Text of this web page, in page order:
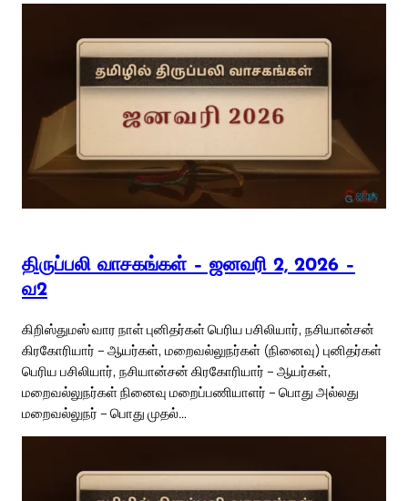
திருப்பலி வாசகங்கள் – ஜனவரி 2, 2026 –
வ2
கிறிஸ்துமஸ் வார நாள் புனிதர்கள் பெரிய பசிலியார், நசியான்சன்
கிரகோரியார் – ஆயர்கள், மறைவல்லுநர்கள் (நினைவு) புனிதர்கள்
பெரிய பசிலியார், நசியான்சன் கிரகோரியார் – ஆயர்கள்,
மறைவல்லுநர்கள் நினைவு மறைப்பணியாளர் – பொது அல்லது
மறைவல்லுநர் – பொது முதல்…